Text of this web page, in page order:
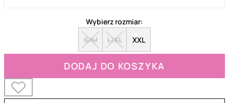
Wybierz rozmiar:
S/M
L/XL XXL
DODAJ DO KOSZYKA